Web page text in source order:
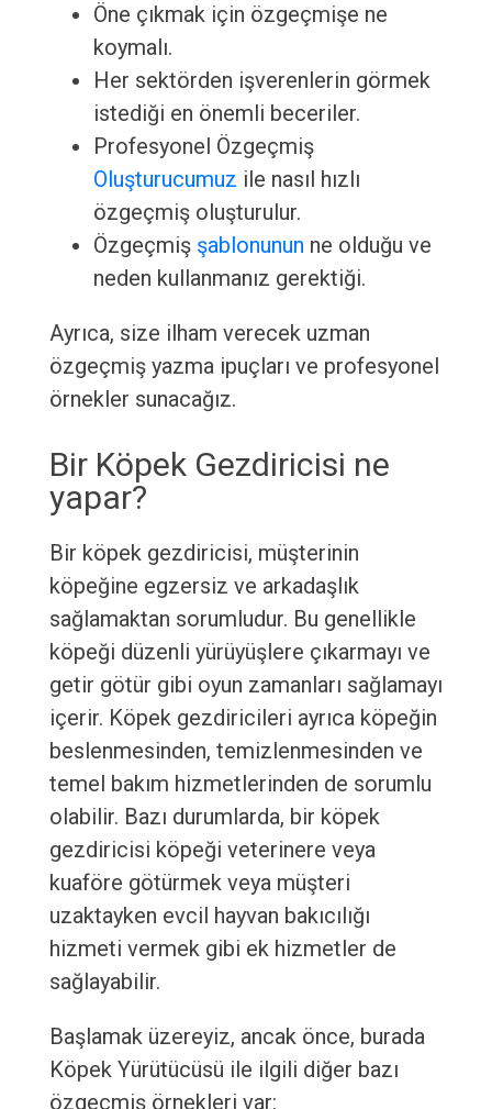
Öne çıkmak için özgeçmişe ne
koymalı.
Her sektörden işverenlerin görmek
istediği en önemli beceriler.
Profesyonel Özgeçmiş
Oluşturucumuz ile nasıl hızlı
özgeçmiş oluşturulur.
Özgeçmiş şablonunun ne olduğu ve
neden kullanmanız gerektiği.
Ayrıca, size ilham verecek uzman
özgeçmiş yazma ipuçları ve profesyonel
örnekler sunacağız.
Bir Köpek Gezdiricisi ne
yapar?
Bir köpek gezdiricisi, müşterinin
köpeğine egzersiz ve arkadaşlık
sağlamaktan sorumludur. Bu genellikle
köpeği düzenli yürüyüşlere çıkarmayı ve
getir götür gibi oyun zamanları sağlamayı
içerir. Köpek gezdiricileri ayrıca köpeğin
beslenmesinden, temizlenmesinden ve
temel bakım hizmetlerinden de sorumlu
olabilir. Bazı durumlarda, bir köpek
gezdiricisi köpeği veterinere veya
kuaföre götürmek veya müşteri
uzaktayken evcil hayvan bakıcılığı
hizmeti vermek gibi ek hizmetler de
sağlayabilir.
Başlamak üzereyiz, ancak önce, burada
Köpek Yürütücüsü ile ilgili diğer bazı
özgeçmiş örnekleri var: